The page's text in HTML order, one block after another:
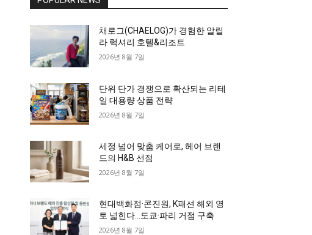
채로그(CHAELOG)가 경험한 알릴
라 럭셔리 호텔&리조트
2026년 8월 7일
단위 단가 경쟁으로 확산되는 리테
일 대용량 상품 전략
2026년 8월 7일
세정 넘어 맞춤 케어로, 헤어 브랜
드의 H&B 선점
2026년 8월 7일
현대백화점·콘진원, K패션 해외 영
토 넓힌다…도쿄·파리 거점 구축
2026년 8월 7일